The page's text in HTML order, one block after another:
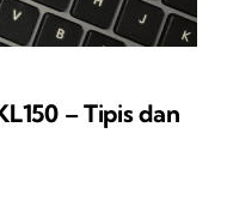
– Tipis dan